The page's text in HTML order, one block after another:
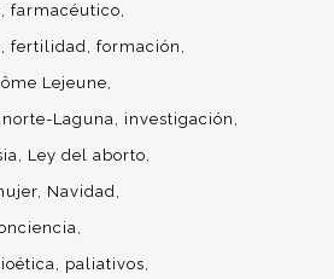
farmacéutico
fertilidad formación
Lejeune
Laguna
investigación
Ley del aborto
Navidad
paliativos